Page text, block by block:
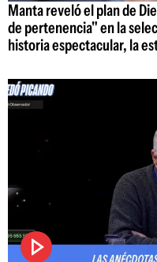
Manta reveló el plan de
de pertenencia" en la
historia espectacular, la